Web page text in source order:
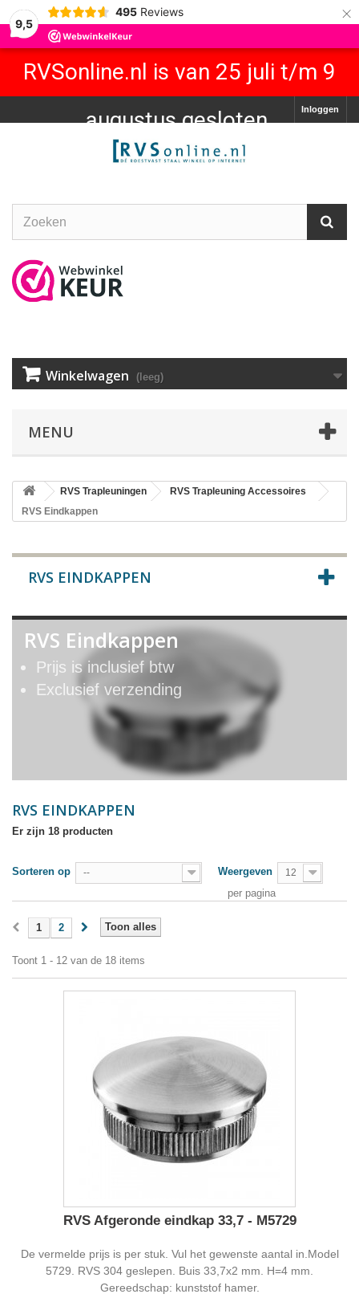
9,5
495 Reviews ×
RVSonline.nl is van 25 juli t/m 9
augustus gesloten.
Inloggen
Winkelwagen (leeg)
MENU
RVS Trapleuningen
RVS Trapleuning Accessoires
RVS Eindkappen
RVS EINDKAPPEN
RVS Eindkappen
Prijs is inclusief btw
Exclusief verzending
RVS EINDKAPPEN
Er zijn 18 producten
Sorteren op -- Weergeven 12
per pagina
Toon alles
1 2
Toont 1 - 12 van de 18 items
RVS Afgeronde eindkap 33,7 - M5729
De vermelde prijs is per stuk. Vul het gewenste aantal in.Model
5729. RVS 304 geslepen. Buis 33,7x2 mm. H=4 mm.
Gereedschap: kunststof hamer.